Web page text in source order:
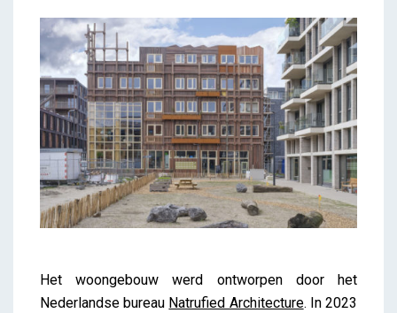
Het woongebouw werd ontworpen door het
Nederlandse bureau Natrufied Architecture. In 2023